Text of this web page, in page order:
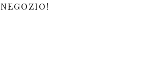
NEGOZIO!